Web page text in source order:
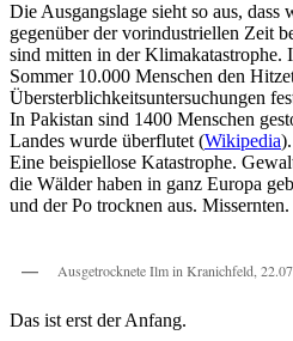
Die Ausgangslage sieht so aus,
gegenüber der vorindustriellen Zeit
sind mitten in der Klimakatastrophe.
Sommer 10.000 Menschen den
Übersterblichkeitsuntersuchungen
In Pakistan sind 1400 Menschen
Landes wurde überflutet (Wikipedia
Eine beispiellose Katastrophe.
die Wälder haben in ganz Europa
und der Po trocknen aus. Missernten.
Ausgetrocknete Ilm in Kranichfeld,
Das ist erst der Anfang.